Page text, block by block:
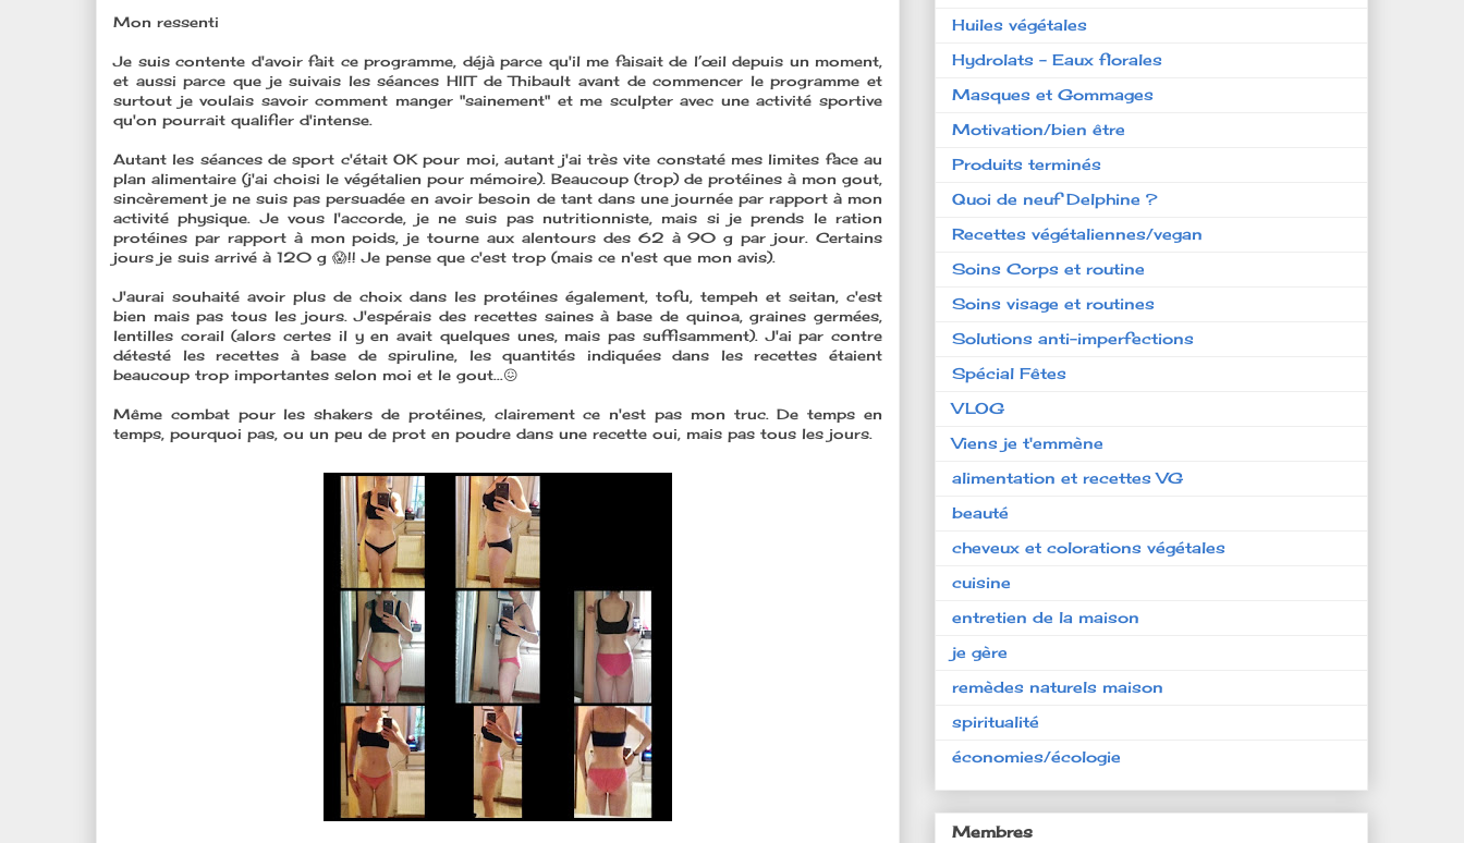
Mon ressenti
Je suis contente d'avoir fait ce programme, déjà parce qu'il me faisait de l’œil depuis un moment,
et aussi parce que je suivais les séances HIIT de Thibault avant de commencer le programme et
surtout je voulais savoir comment manger "sainement" et me sculpter avec une activité sportive
qu'on pourrait qualifier d'intense.
Autant les séances de sport c'était OK pour moi, autant j'ai très vite constaté mes limites face au
plan alimentaire (j'ai choisi le végétalien pour mémoire). Beaucoup (trop) de protéines à mon gout,
sincèrement je ne suis pas persuadée en avoir besoin de tant dans une journée par rapport à mon
activité physique. Je vous l'accorde, je ne suis pas nutritionniste, mais si je prends le ration
protéines par rapport à mon poids, je tourne aux alentours des 62 à 90 g par jour. Certains
jours je suis arrivé à 120 g 😱!! Je pense que c'est trop (mais ce n'est que mon avis).
J'aurai souhaité avoir plus de choix dans les protéines également, tofu, tempeh et seitan, c'est
bien mais pas tous les jours. J'espérais des recettes saines à base de quinoa, graines germées,
lentilles corail (alors certes il y en avait quelques unes, mais pas suffisamment). J'ai par contre
détesté les recettes à base de spiruline, les quantités indiquées dans les recettes étaient
beaucoup trop importantes selon moi et le gout...😖
Même combat pour les shakers de protéines, clairement ce n'est pas mon truc. De temps en
temps, pourquoi pas, ou un peu de prot en poudre dans une recette oui, mais pas tous les jours.
Huiles végétales
Hydrolats - Eaux florales
Masques et Gommages
Motivation/bien être
Produits terminés
Quoi de neuf Delphine ?
Recettes végétaliennes/vegan
Soins Corps et routine
Soins visage et routines
Solutions anti-imperfections
Spécial Fêtes
VLOG
Viens je t'emmène
alimentation et recettes VG
beauté
cheveux et colorations végétales
cuisine
entretien de la maison
je gère
remèdes naturels maison
spiritualité
économies/écologie
Membres